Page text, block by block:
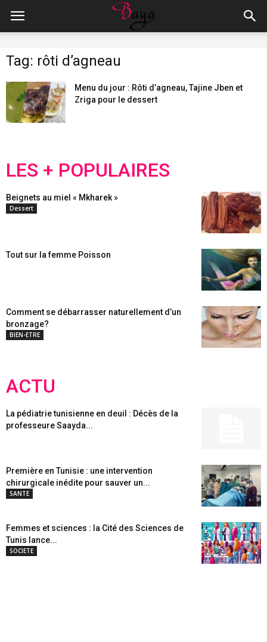
Tag: rôti d’agneau
Menu du jour : Rôti d’agneau, Tajine Jben et
Zriga pour le dessert
LES + POPULAIRES
Beignets au miel « Mkharek »
Dessert
Tout sur la femme Poisson
Comment se débarrasser naturellement d’un
bronzage?
BIEN-ETRE
ACTU
La pédiatrie tunisienne en deuil : Décès de la
professeure Saayda...
Première en Tunisie : une intervention
chirurgicale inédite pour sauver un...
SANTE
Femmes et sciences : la Cité des Sciences de
Tunis lance...
SOCIETE